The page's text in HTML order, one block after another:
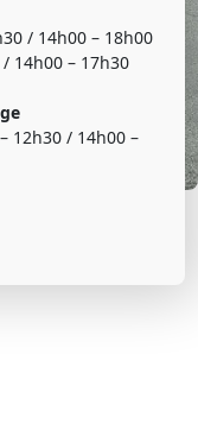
/ 14h00 – 18h00
14h00 – 17h30
12h30 / 14h00 –